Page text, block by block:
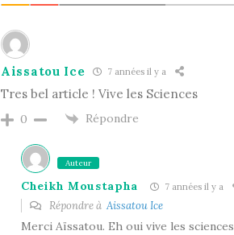
Aissatou Ice 7 années il y a
Tres bel article ! Vive les Sciences
0 Répondre
Auteur
Cheikh Moustapha 7 années il y a
Répondre à Aissatou Ice
Merci Aïssatou. Eh oui vive les sciences